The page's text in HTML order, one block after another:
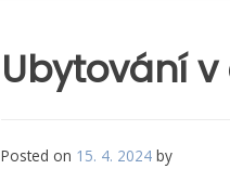
Ubytování
Posted on 15. 4. 2024 by